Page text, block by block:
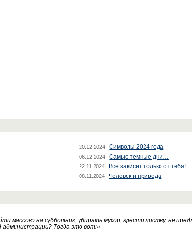
20.12.2024 Символы 2024 года
06.12.2024 Самые темные дни…
22.11.2024 Все зависит только от тебя!
08.11.2024 Человек и природа
массово на субботник, убирать мусор, грести листву, не
Тогда это вопи»